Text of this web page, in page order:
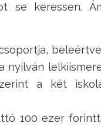
se keressen.
nyilván
a két
100 ezer